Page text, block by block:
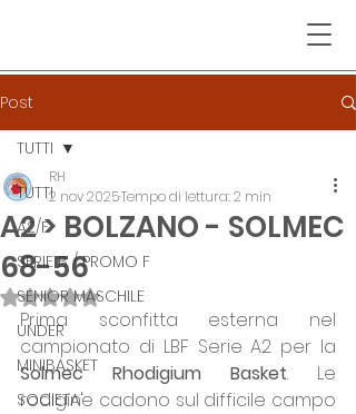
Post
TUTTI
A2/F
SERIE B / PROMO F
SENIOR MASCHILE
UNDER
MINIBASKET
SOCIETA'
TUTTI
A2 > BOLZANO - SOLMEC
68-56
RH
2 nov 2025Tempo di lettura: 2 min
Valutazione NaN stelle su 5.
Prima sconfitta esterna nel
Solmec Rhodigium Basket. Le
rodigine cadono sul difficile campo